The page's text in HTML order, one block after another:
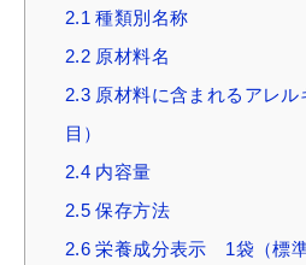
2.1 種類別名称
2.2 原材料名
2.3 原材料に含まれるアレ
目）
2.4 内容量
2.5 保存方法
2.6 栄養成分表示 1袋（標